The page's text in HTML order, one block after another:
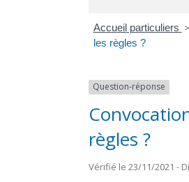
Accueil particuliers >
les règles ?
Question-réponse
règles ?
Vérifié le 23/11/2021 -